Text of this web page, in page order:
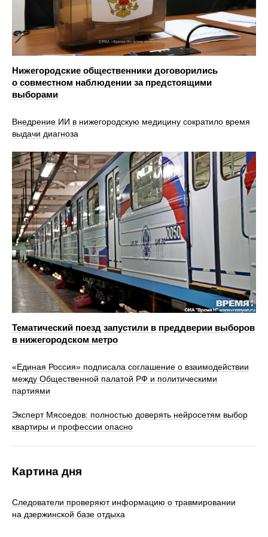
Нижегородские общественники договорились
о совместном наблюдении за предстоящими
выборами
Внедрение ИИ в нижегородскую медицину сократило время
выдачи диагноза
Тематический поезд запустили в преддверии выборов
в нижегородском метро
«Единая Россия» подписала соглашение о взаимодействии
между Общественной палатой РФ и политическими
партиями
Эксперт Мясоедов: полностью доверять нейросетям выбор
квартиры и профессии опасно
Картина дня
Следователи проверяют информацию о травмировании
на дзержинской базе отдыха